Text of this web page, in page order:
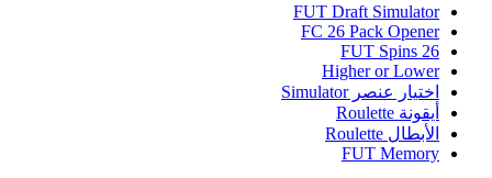
FUT Draft Simulator
FC 26 Pack Opener
FUT Spins 26
Higher or Lower
اختيار عنصر Simulator
أيقونة Roulette
الأبطال Roulette
FUT Memory